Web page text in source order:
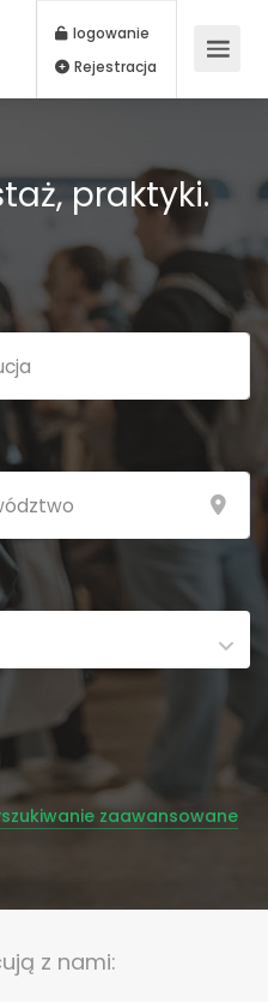
logowanie
Rejestracja
praktyki.
zaawansowane
z nami: